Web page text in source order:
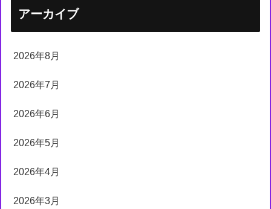
アーカイブ
2026年8月
2026年7月
2026年6月
2026年5月
2026年4月
2026年3月